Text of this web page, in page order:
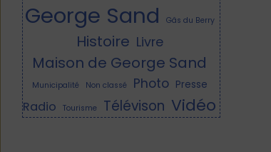
George Sand Gâs du Berry
Histoire Livre
Maison de George Sand
Municipalité Non classé Photo Presse
Radio Tourisme Télévison Vidéo